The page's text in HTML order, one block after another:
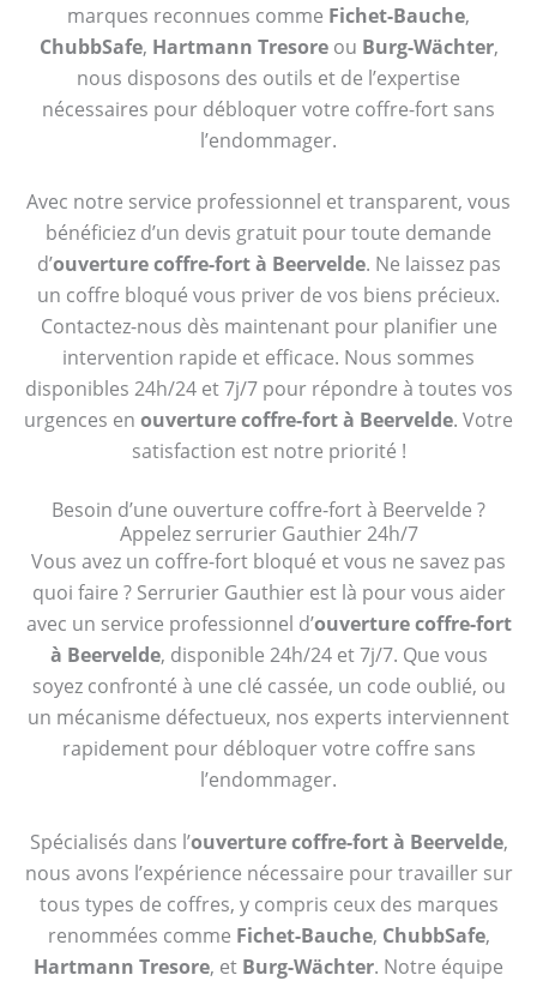
marques reconnues comme Fichet-Bauche,
ChubbSafe, Hartmann Tresoreou Burg-Wächter,
nous disposons des outils et de l’expertise
nécessaires pour débloquer votre coffre-fort sans
l’endommager.
Avec notre service professionnel et transparent, vous
bénéficiez d’un devis gratuit pour toute demande
d’ouverture coffre-fort à Beervelde. Ne laissez pas
un coffre bloqué vous priver de vos biens précieux.
Contactez-nous dès maintenant pour planifier une
intervention rapide et efficace. Nous sommes
disponibles 24h/24 et 7j/7 pour répondre à toutes vos
urgences en ouverture coffre-fort à Beervelde. Votre
satisfaction est notre priorité !
Besoin d’une ouverture coffre-fort à Beervelde ?
Appelez serrurier Gauthier 24h/7
Vous avez un coffre-fort bloqué et vous ne savez pas
quoi faire ? Serrurier Gauthier est là pour vous aider
avec un service professionnel d’ouverture coffre-fort
à Beervelde, disponible 24h/24 et 7j/7. Que vous
soyez confronté à une clé cassée, un code oublié, ou
un mécanisme défectueux, nos experts interviennent
rapidement pour débloquer votre coffre sans
l’endommager.
Spécialisés dans l’ouverture coffre-fort à Beervelde,
nous avons l’expérience nécessaire pour travailler sur
tous types de coffres, y compris ceux des marques
renommées comme Fichet-Bauche, ChubbSafe,
Hartmann Tresore, et Burg-Wächter. Notre équipe